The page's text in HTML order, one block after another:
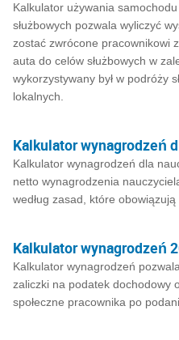
Kalkulator używania
służbowych pozwala wyliczyć
zostać zwrócone pracownikowi
auta do celów służbowych w
wykorzystywany był w podróży
lokalnych.
Kalkulator wynagrodzeń
Kalkulator wynagrodzeń dla
netto wynagrodzenia
według zasad, które
Kalkulator wynagrodzeń
Kalkulator wynagrodzeń
zaliczki na podatek dochodowy
społeczne pracownika po